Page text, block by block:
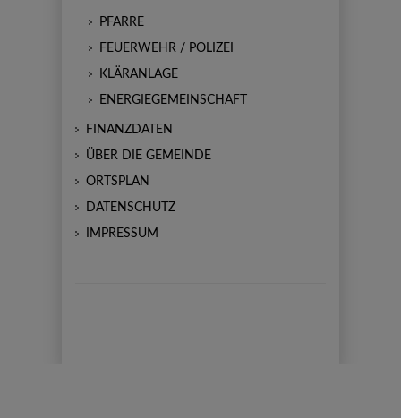
PFARRE
FEUERWEHR / POLIZEI
KLÄRANLAGE
ENERGIEGEMEINSCHAFT
FINANZDATEN
ÜBER DIE GEMEINDE
ORTSPLAN
DATENSCHUTZ
IMPRESSUM